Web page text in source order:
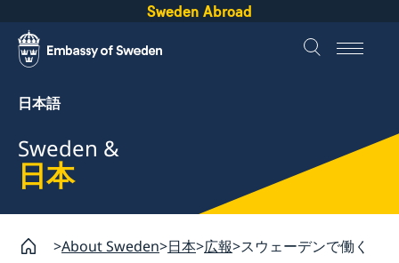
Sweden Abroad
日本語
Sweden &
日本
About Sweden 日本 広報 スウェーデンで働く